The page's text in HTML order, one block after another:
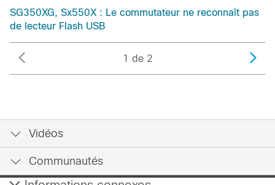
SG350XG, Sx550X : Le commutateur ne reconnaît pas
de lecteur Flash USB
1 de 2
Vidéos
Communautés